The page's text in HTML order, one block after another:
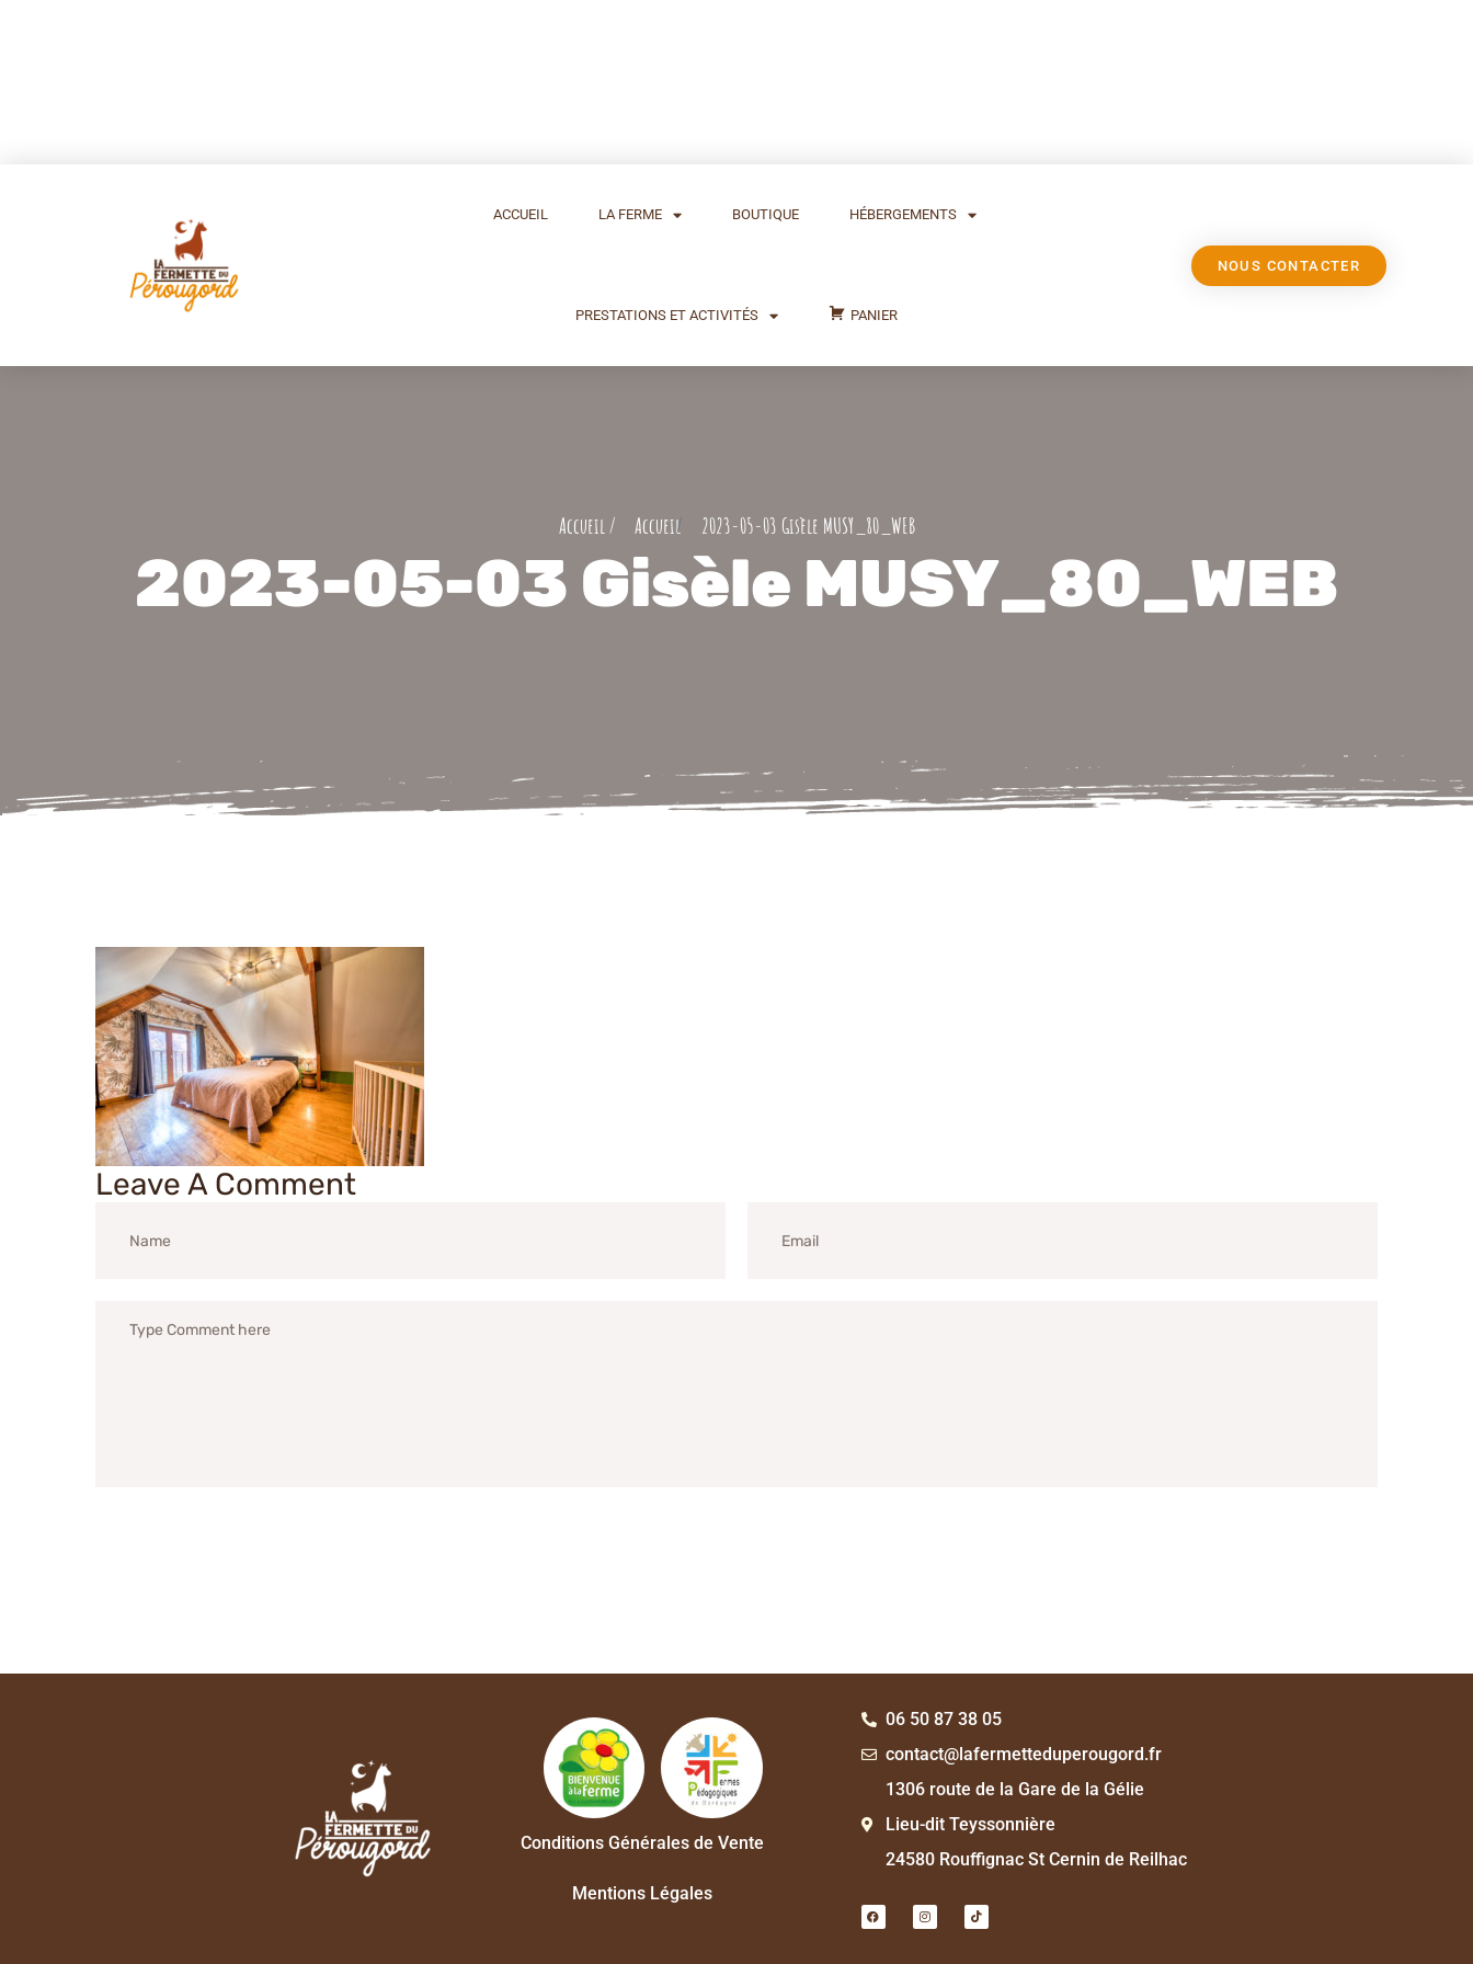
ACCUEIL LA FERME BOUTIQUE HÉBERGEMENTS
PRESTATIONS ET ACTIVITÉS PANIER
NOUS CONTACTER
2023-05-03 Gisèle MUSY_80_WEB
2023-05-03 Gisèle MUSY_80_WEB
Leave A Comment
Conditions Générales de Vente
Mentions Légales
06 50 87 38 05
contact@lafermetteduperougord.fr
1306 route de la Gare de la Gélie
Lieu-dit Teyssonnière
24580 Rouffignac St Cernin de Reilhac